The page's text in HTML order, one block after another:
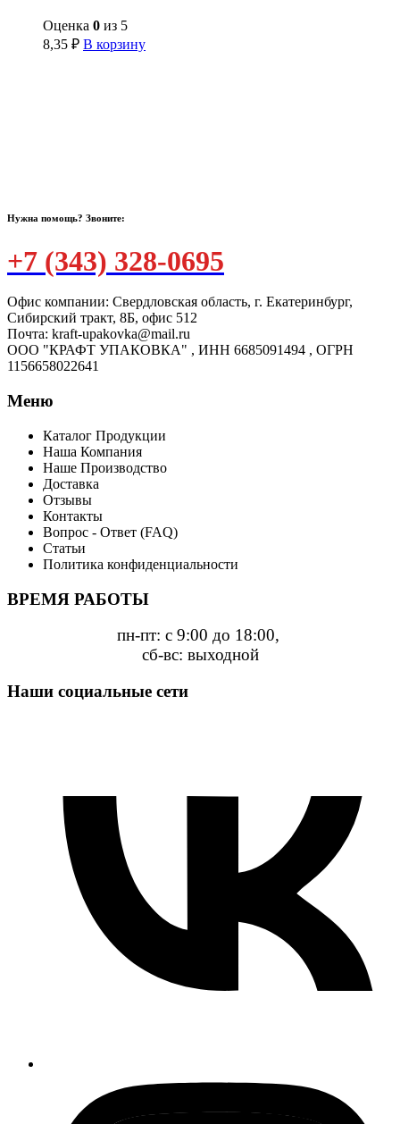
Оценка 0 из 5
8,35 ₽ В корзину
Нужна помощь? Звоните:
+7 (343) 328-0695
Офис компании: Свердловская область, г. Екатеринбург,
Сибирский тракт, 8Б, офис 512
Почта: kraft-upakovka@mail.ru
ООО "КРАФТ УПАКОВКА" , ИНН 6685091494 , ОГРН
1156658022641
Меню
Каталог Продукции
Наша Компания
Наше Производство
Доставка
Отзывы
Контакты
Вопрос - Ответ (FAQ)
Статьи
Политика конфиденциальности
ВРЕМЯ РАБОТЫ
пн-пт: с 9:00 до 18:00,
сб-вс: выходной
Наши социальные сети